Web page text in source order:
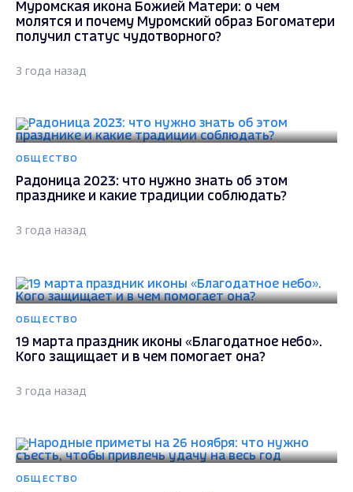
Муромская икона Божией Матери: о чем
молятся и почему Муромский образ Богоматери
получил статус чудотворного?
3 года назад
ОБЩЕСТВО
Радоница 2023: что нужно знать об этом
празднике и какие традиции соблюдать?
3 года назад
ОБЩЕСТВО
19 марта праздник иконы «Благодатное небо».
Кого защищает и в чем помогает она?
3 года назад
ОБЩЕСТВО